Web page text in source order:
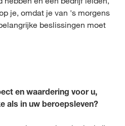
je, omdat je van 's morgens
beslissingen moet
en waardering voor u,
als in uw beroepsleven?